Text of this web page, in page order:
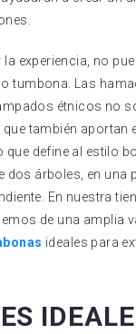
experiencia, no
tumbona. Las
étnicos no
también aportan
que define al estilo
dos árboles, en una
En nuestra
de una amplia
ideales para